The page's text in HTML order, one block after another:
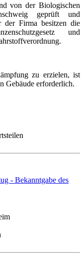
von der Biologischen
geprüft und
der Firma besitzen die
und
zu erzielen, ist
Gebäude erforderlich.
- Bekanntgabe des